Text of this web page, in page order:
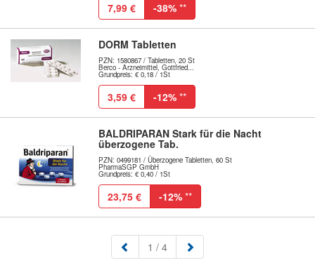
7,99 € -38% **
DORM Tabletten
PZN: 1580867 / Tabletten, 20 St
Berco - Arzneimittel, Gottfried...
Grundpreis: € 0,18 / 1St
3,59 € -12% **
BALDRIPARAN Stark für die Nacht
überzogene Tab.
PZN: 0499181 / Überzogene Tabletten, 60 St
PharmaSGP GmbH
Grundpreis: € 0,40 / 1St
23,75 € -12% **
1 (aktuell)
/ 4